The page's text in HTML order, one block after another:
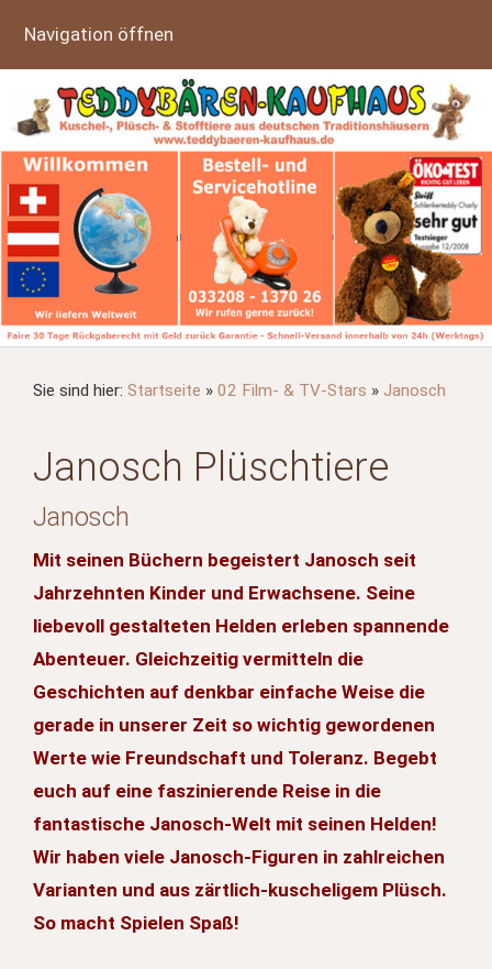
Navigation öffnen
Sie sind hier: Startseite » 02 Film- & TV-Stars » Janosch
Janosch Plüschtiere
Janosch
Mit seinen Büchern begeistert Janosch seit
Jahrzehnten Kinder und Erwachsene. Seine
liebevoll gestalteten Helden erleben spannende
Abenteuer. Gleichzeitig vermitteln die
Geschichten auf denkbar einfache Weise die
gerade in unserer Zeit so wichtig gewordenen
Werte wie Freundschaft und Toleranz. Begebt
euch auf eine faszinierende Reise in die
fantastische Janosch-Welt mit seinen Helden!
Wir haben viele Janosch-Figuren in zahlreichen
Varianten und aus zärtlich-kuscheligem Plüsch.
So macht Spielen Spaß!